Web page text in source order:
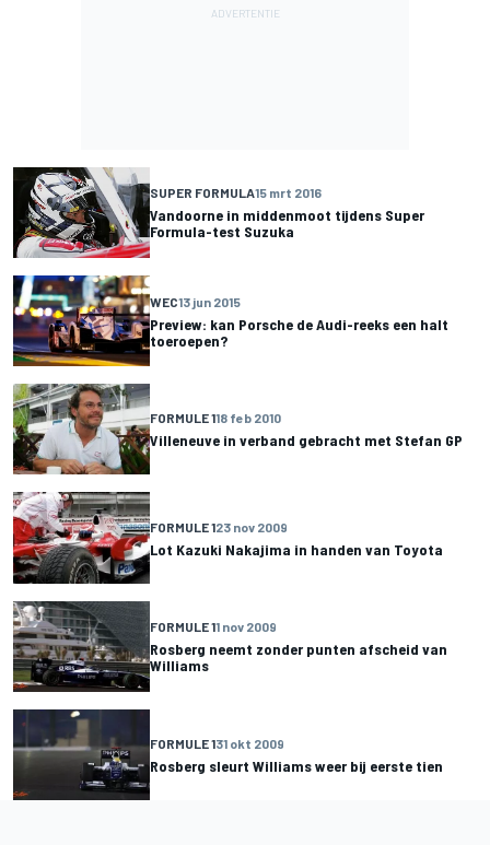
SUPER FORMULA15 mrt 2016
Vandoorne in middenmoot tijdens Super
Formula-test Suzuka
WEC13 jun 2015
Preview: kan Porsche de Audi-reeks een halt
toeroepen?
FORMULE 118 feb 2010
Villeneuve in verband gebracht met Stefan GP
FORMULE 123 nov 2009
Lot Kazuki Nakajima in handen van Toyota
FORMULE 11 nov 2009
Rosberg neemt zonder punten afscheid van
Williams
FORMULE 131 okt 2009
Rosberg sleurt Williams weer bij eerste tien